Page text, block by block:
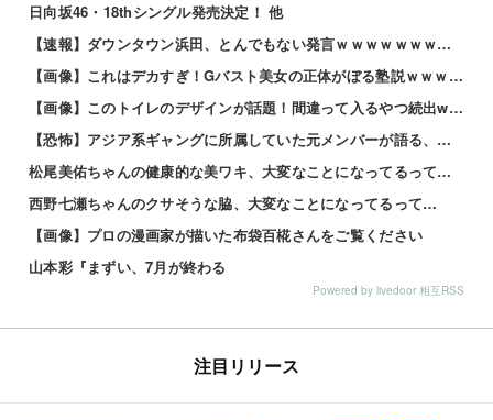
日向坂46・18thシングル発売決定！ 他
【速報】ダウンタウン浜田、とんでもない発言ｗｗｗｗｗｗｗｗｗｗ 他
【画像】これはデカすぎ！Gバスト美女の正体がぼる塾説ｗｗｗｗ 他
【画像】このトイレのデザインが話題！間違って入るやつ続出www 他
【恐怖】アジア系ギャングに所属していた元メンバーが語る、あの時のリアルすぎる体験談… 他
松尾美佑ちゃんの健康的な美ワキ、大変なことになってるって…
西野七瀬ちゃんのクサそうな脇、大変なことになってるって…
【画像】プロの漫画家が描いた布袋百椛さんをご覧ください
山本彩『まずい、7月が終わる
Powered by livedoor 相互RSS
注目リリース